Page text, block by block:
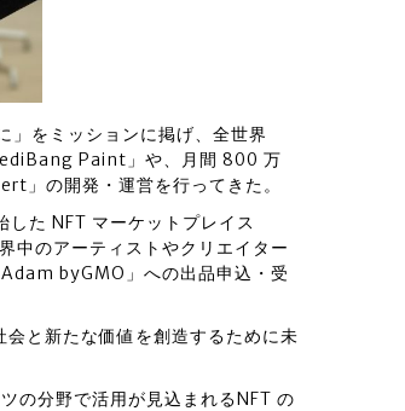
」をミッションに掲げ、全世界
Paint」や、月間 800 万
」の開発・運営を行ってきた。
た NFT マーケットプレイス
中のアーティストやクリエイター
byGMO」への出品申込・受
と新たな価値を創造するために未
の分野で活用が見込まれるNFT の